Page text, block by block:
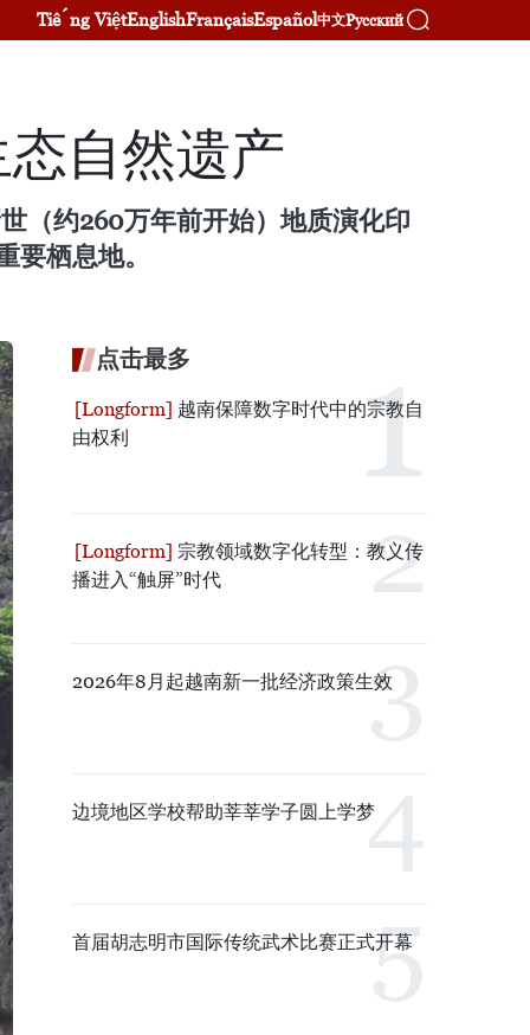
Tiếng ViệtEnglishFrançaisEspañol中文Русский
自然遗产
（约260万年前开始）地质演化印
栖息地。
点击最多
越南保障数字时代中的宗教自
由权利
宗教领域数字化转型：教义传
播进入“触屏”时代
2026年8月起越南新一批经济政策生效
边境地区学校帮助莘莘学子圆上学梦
首届胡志明市国际传统武术比赛正式开幕